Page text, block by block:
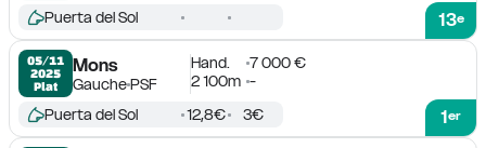
13e
Puerta del Sol
05/11
2025
Plat
Mons
GauchePSF
Hand.
7 000 €
2 100m -
1er
Puerta del Sol 12,8€ 3€